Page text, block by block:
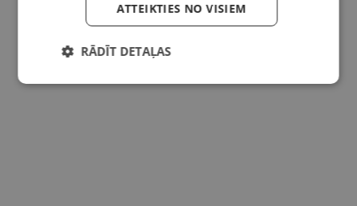
ATTEIKTIES NO VISIEM
RĀDĪT DETAĻAS